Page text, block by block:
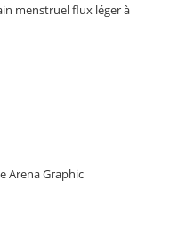
menstruel flux léger à
Arena Graphic